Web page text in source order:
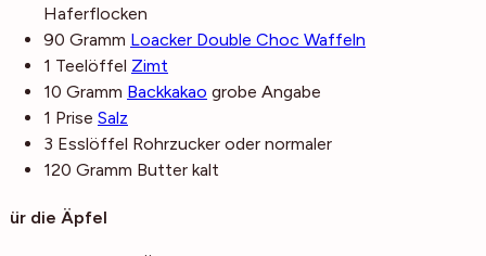
Haferflocken
90 Gramm Loacker Double Choc Waffeln
1 Teelöffel Zimt
10 Gramm Backkakao grobe Angabe
1 Prise Salz
3 Esslöffel Rohrzucker oder normaler
120 Gramm Butter kalt
Für die Äpfel